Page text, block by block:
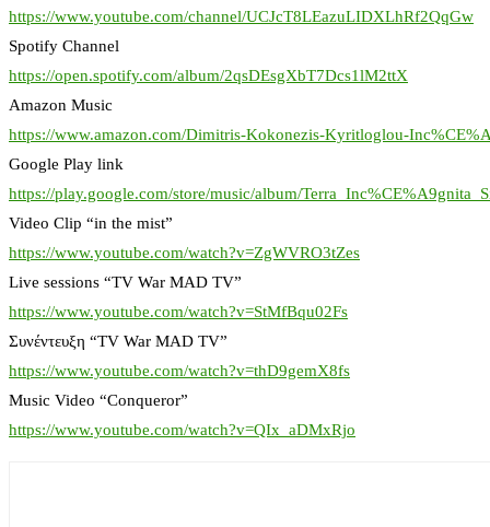
https://www.youtube.com/channel/UCJcT8LEazuLIDXLhRf2QqGw
Spotify Channel
https://open.spotify.com/album/2qsDEsgXbT7Dcs1lM2ttX
Amazon Music
https://www.amazon.com/Dimitris-Kokonezis-Kyritloglou-
Google Play link
https://play.google.com/store/music/album/
Video Clip “in the mist”
https://www.youtube.com/watch?v=ZgWVRO3tZes
Live sessions “TV War MAD TV”
https://www.youtube.com/watch?v=StMfBqu02Fs
Συνέντευξη “TV War MAD TV”
https://www.youtube.com/watch?v=thD9gemX8fs
Music Video “Conqueror”
https://www.youtube.com/watch?v=QIx_aDMxRjo